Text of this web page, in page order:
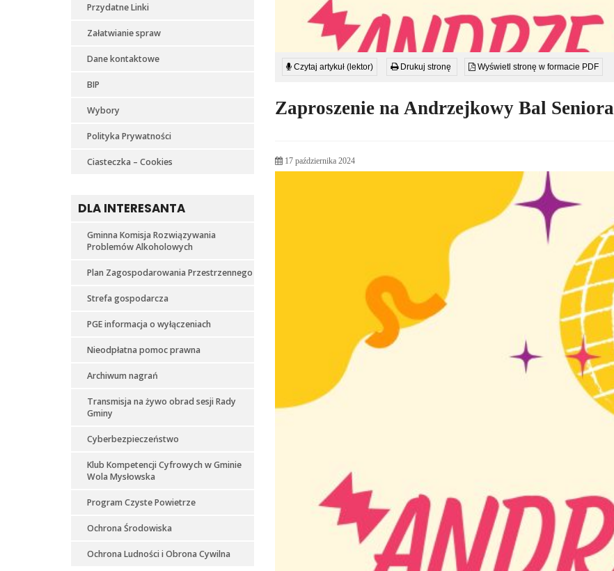
Przydatne Linki
Załatwianie spraw
Dane kontaktowe
BIP
Wybory
Polityka Prywatności
Ciasteczka – Cookies
DLA INTERESANTA
Gminna Komisja Rozwiązywania
Problemów Alkoholowych
Plan Zagospodarowania Przestrzennego
Strefa gospodarcza
PGE informacja o wyłączeniach
Nieodpłatna pomoc prawna
Archiwum nagrań
Transmisja na żywo obrad sesji Rady
Gminy
Cyberbezpieczeństwo
Klub Kompetencji Cyfrowych w Gminie
Wola Mysłowska
Program Czyste Powietrze
Ochrona Środowiska
Ochrona Ludności i Obrona Cywilna
Czytaj artykuł (lektor) Drukuj stronę Wyświetl stronę w formacie PDF
Zaproszenie na Andrzejkowy Bal Seniora
17 października 2024